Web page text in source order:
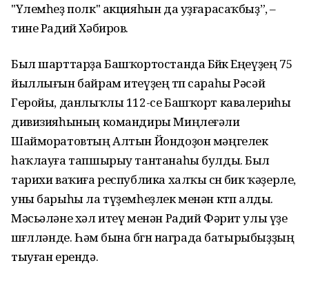
"Үлемһеҙ полк" акцияһын да уҙғарасаҡбыҙ”, –
тине Радий Хәбиров.
Был шарттарҙа Башҡортостанда Бөйөк Еңеүҙең 75
йыллығын байрам итеүҙең төп сараһы Рәсәй
Геройы, данлыҡлы 112-се Башҡорт кавалериһы
дивизияһының командиры Миңлеғәли
Шайморатовтың Алтын Йондоҙон мәңгелек
һаҡлауға тапшырыу тантанаһы булды. Был
тарихи ваҡиға республика халҡы өсөн бик ҡәҙерле,
уны барыһы ла түҙемһеҙлек менән көтөп алды.
Мәсьәләне хәл итеү менән Радий Фәрит улы үҙе
шөғөлләнде. Һәм бына бөгөн награда батырыбыҙҙың
тыуған ерендә.